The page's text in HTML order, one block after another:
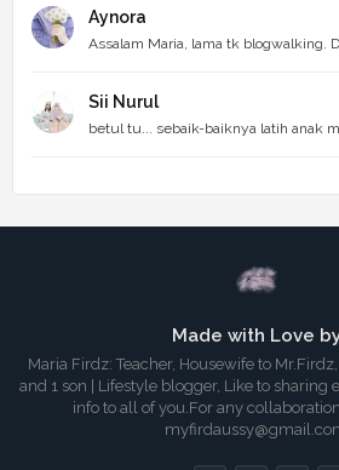
Aynora
Assalam Maria, lama tk blogwalking.
Sii Nurul
betul tu... sebaik-baiknya latih anak
Made with Love
Maria Firdz: Teacher, Housewife to
and 1 son | Lifestyle blogger, Like to
info to all of you.For any